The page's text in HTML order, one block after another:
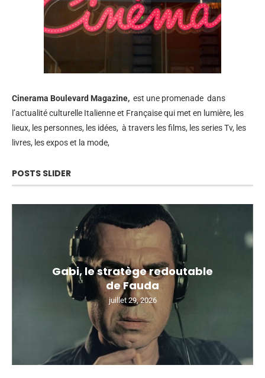
Cinerama Boulevard Magazine, est une promenade dans
l’actualité culturelle Italienne et Française qui met en lumière, les
lieux, les personnes, les idées, à travers les films, les series Tv, les
livres, les expos et la mode,
POSTS SLIDER
Gabi, le stratège redoutable
de Fauda
juillet 29, 2026